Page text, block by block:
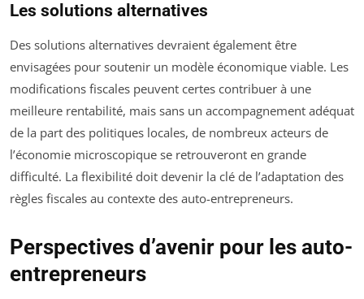
Les solutions alternatives
Des solutions alternatives devraient également être
envisagées pour soutenir un modèle économique viable. Les
modifications fiscales peuvent certes contribuer à une
meilleure rentabilité, mais sans un accompagnement adéquat
de la part des politiques locales, de nombreux acteurs de
l’économie microscopique se retrouveront en grande
difficulté. La flexibilité doit devenir la clé de l’adaptation des
règles fiscales au contexte des auto-entrepreneurs.
Perspectives d’avenir pour les auto-
entrepreneurs